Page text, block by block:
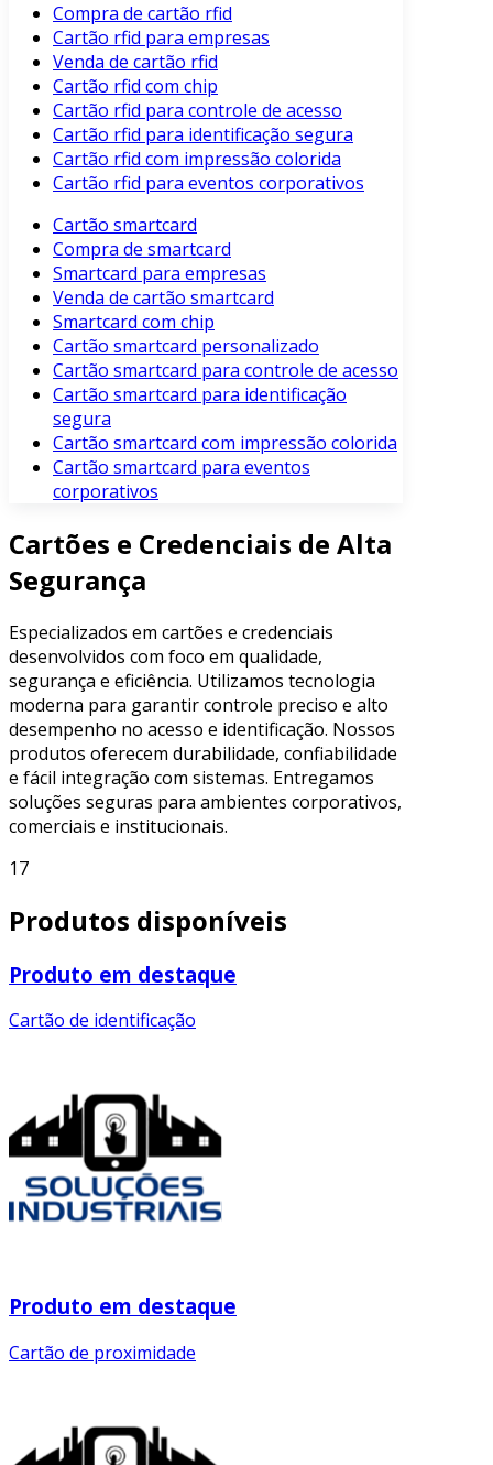
Compra de cartão rfid
Cartão rfid para empresas
Venda de cartão rfid
Cartão rfid com chip
Cartão rfid para controle de acesso
Cartão rfid para identificação segura
Cartão rfid com impressão colorida
Cartão rfid para eventos corporativos
Cartão smartcard
Compra de smartcard
Smartcard para empresas
Venda de cartão smartcard
Smartcard com chip
Cartão smartcard personalizado
Cartão smartcard para controle de acesso
Cartão smartcard para identificação
segura
Cartão smartcard com impressão colorida
Cartão smartcard para eventos
corporativos
Cartões e Credenciais de Alta
Segurança
Especializados em cartões e credenciais
desenvolvidos com foco em qualidade,
segurança e eficiência. Utilizamos tecnologia
moderna para garantir controle preciso e alto
desempenho no acesso e identificação. Nossos
produtos oferecem durabilidade, confiabilidade
e fácil integração com sistemas. Entregamos
soluções seguras para ambientes corporativos,
comerciais e institucionais.
17
Produtos disponíveis
Produto em destaque
Cartão de identificação
Produto em destaque
Cartão de proximidade